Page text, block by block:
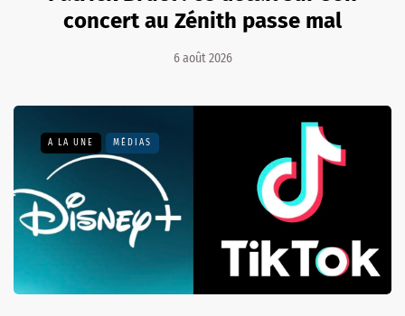
concert au Zénith passe mal
6 août 2026
A LA UNE MÉDIAS